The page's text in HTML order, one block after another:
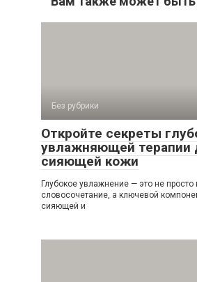
Без рубрики
Откройте секреты
увлажняющей терапии
сияющей кожи
Глубокое увлажнение — это не
словосочетание, а ключевой
сияющей и